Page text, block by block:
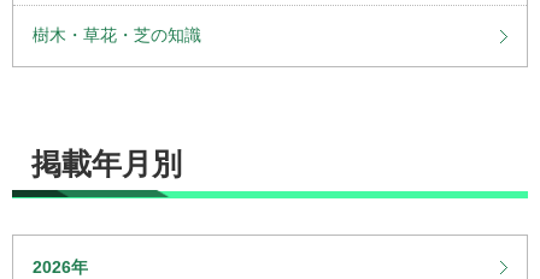
樹木・草花・芝の知識
掲載年月別
2026年